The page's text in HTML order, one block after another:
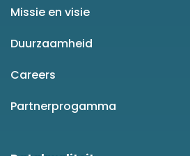
Missie en visie
Duurzaamheid
Careers
Partnerprogamma